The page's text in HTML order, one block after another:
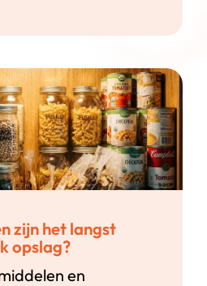
zijn het langst
opslag?
en